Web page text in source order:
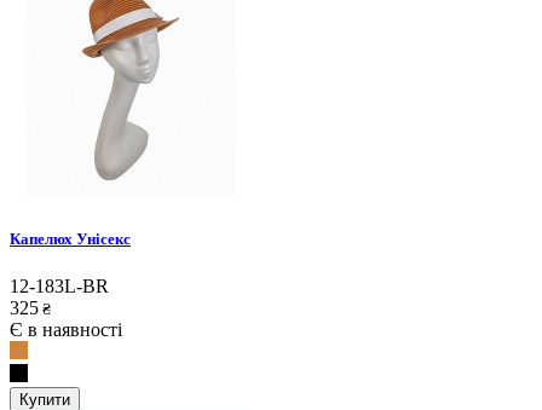
Капелюх Унісекс
12-183L-BR
325 ₴
Є в наявності
Купити